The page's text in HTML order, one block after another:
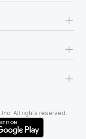
+
+
+
All rights reserved.